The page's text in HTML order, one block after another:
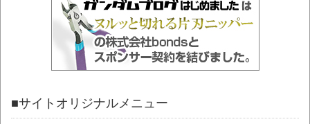
■サイトオリジナルメニュー